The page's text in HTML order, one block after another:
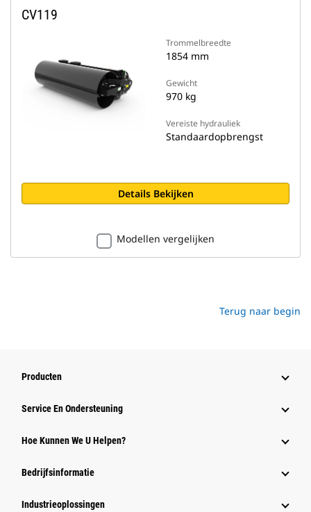
CV119
Trommelbreedte
1854 mm
Gewicht
970 kg
Vereiste hydrauliek
Standaardopbrengst
Details Bekijken
Modellen vergelijken
Terug naar begin
Producten
Service En Ondersteuning
Hoe Kunnen We U Helpen?
Bedrijfsinformatie
Industrieoplossingen